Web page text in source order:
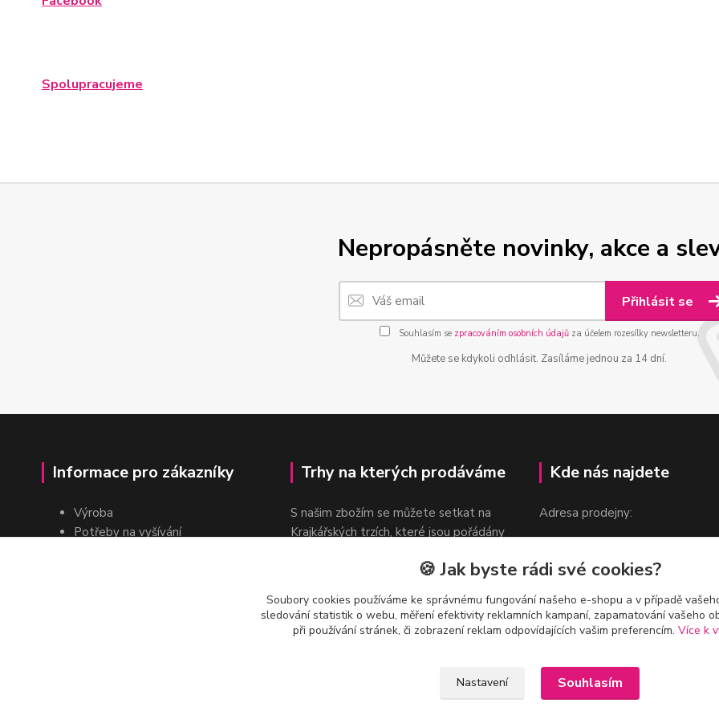
Spolupracujeme
Nepropásněte novinky, akce a
Přihlásit se
Souhlasím se zpracováním osobních údajůza účelem rozesílky newsletteru.
Můžete se kdykoli odhlásit. Zasíláme jednou za 14 dní.
Informace pro zákazníky
Výroba
Potřeby na vyšívání
Trhy na kterých prodáváme
S našim zbožím se můžete setkat na
Krajkářských trzích, které jsou pořádány
Kde nás najdete
Adresa prodejny:
v blízkosti stanice Metra B -
Českomoravská
🍪 Jak byste rádi své cookies?
Soubory cookies používáme ke správnému fungování našeho e-shopu a v případě
sledování statistik o webu, měření efektivity reklamních kampaní, zapamatování vašeho
při používání stránek, či zobrazení reklam odpovídajících vašim preferencím. Více k
Nastavení Souhlasím